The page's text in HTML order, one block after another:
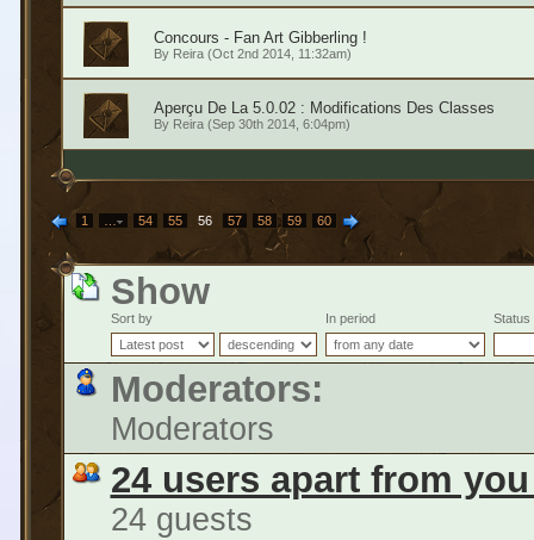
Concours - Fan Art Gibberling !
By Reira(Oct 2nd 2014, 11:32am)
Aperçu De La 5.0.02 : Modifications Des Classes
By Reira(Sep 30th 2014, 6:04pm)
1 54 55 56 57 58 59 60
Show
Sort by In period Status
Moderators:
Moderators
24 users apart from
24 guests